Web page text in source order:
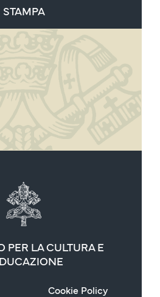
STAMPA
PER LA CULTURA E
Cookie Policy